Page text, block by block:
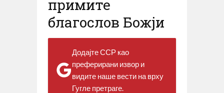
примите
благослов Божји
Додајте ССР као
преферирани извор и
видите наше вести на врху
Гугле претраге.